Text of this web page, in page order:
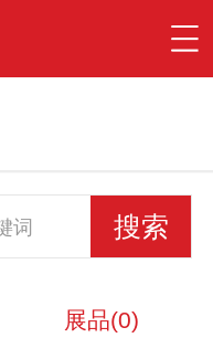
展品(0)